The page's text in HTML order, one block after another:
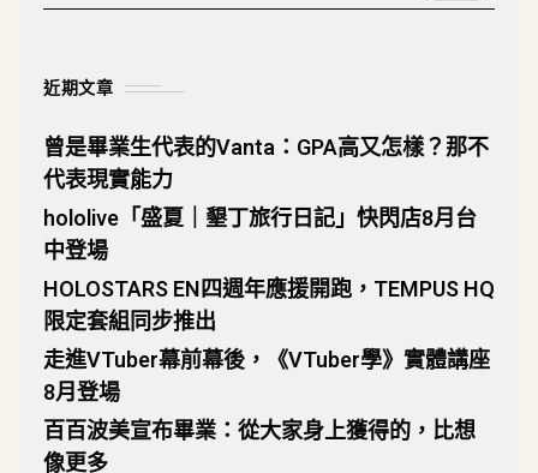
近期文章
曾是畢業生代表的Vanta：GPA高又怎樣？那不
代表現實能力
hololive「盛夏｜墾丁旅行日記」快閃店8月台
中登場
HOLOSTARS EN四週年應援開跑，TEMPUS HQ
限定套組同步推出
走進VTuber幕前幕後，《VTuber學》實體講座
8月登場
百百波美宣布畢業：從大家身上獲得的，比想
像更多